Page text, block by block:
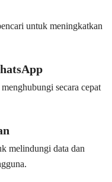
untuk meningkatkan
secara cepat
melindungi data dan